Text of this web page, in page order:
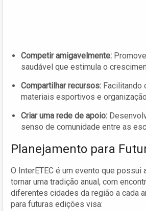
Competir amigavelmente:
saudável que estimula o
Compartilhar recursos: Facilitando
materiais esportivos e
Criar uma rede de apoio:
senso de comunidade entre as
Planejamento para
O InterETEC é um evento que possui
tornar uma tradição anual, com
diferentes cidades da região a cada
para futuras edições visa: